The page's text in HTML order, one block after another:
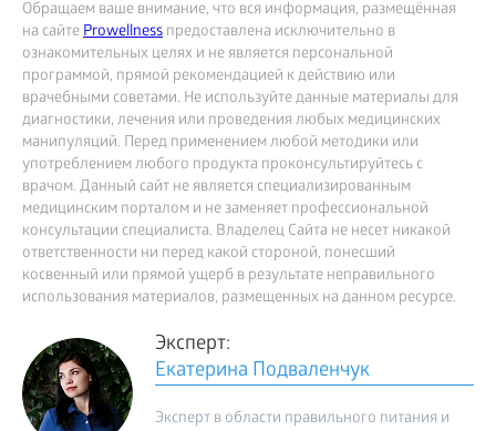
Обращаем ваше внимание, что вся информация, размещённая
на сайтеProwellness предоставлена исключительно в
ознакомительных целях и не является персональной
программой, прямой рекомендацией к действию или
врачебными советами. Не используйте данные материалы для
диагностики, лечения или проведения любых медицинских
манипуляций. Перед применением любой методики или
употреблением любого продукта проконсультируйтесь с
врачом. Данный сайт не является специализированным
медицинским порталом и не заменяет профессиональной
консультации специалиста. Владелец Сайта не несет никакой
ответственности ни перед какой стороной, понесший
косвенный или прямой ущерб в результате неправильного
использования материалов, размещенных на данном ресурсе.
Эксперт:
Екатерина Подваленчук
Эксперт в области правильного питания и